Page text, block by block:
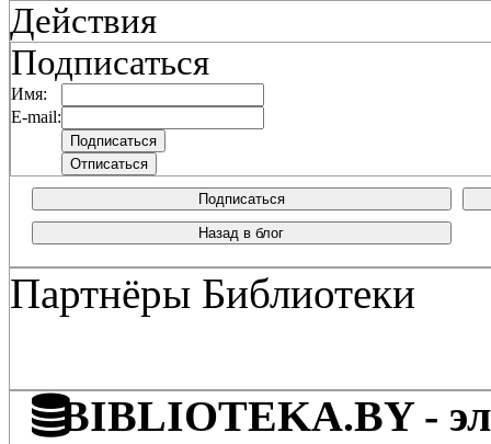
Действия
Подписаться
Имя:
E-mail:
Подписаться
Назад в блог
Партнёры Библиотеки
BIBLIOTEKA.BY -